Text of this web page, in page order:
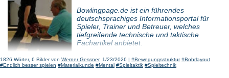
Bowlingpage.de ist ein führendes
deutschsprachiges Informationsportal für
Spieler, Trainer und Betreuer, welches
tiefgreifende technische und taktische
Fachartikel anbietet.
Es ist Januar - das heißt, es ist Zeit für
Vorsätze, Ziele und neue Gewohnheiten, die
1826 Wörter, 6 Bilder von Werner Gessner, 1/23/2026 | #Bewegungsstruktur #Bohrlayout
#Endlich besser spielen #Materialkunde #Mental #Spieltaktik #Spieltechnik